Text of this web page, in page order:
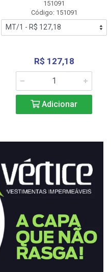
151091
Código: 151091
R$ 127,18
Adicionar